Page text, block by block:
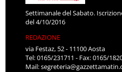
Settimanale del Sabato.
del 4/10/2016
REDAZIONE
via Festaz, 52 - 11100 Aosta
Tel: 0165/231711 - Fax: 0165/
Mail: